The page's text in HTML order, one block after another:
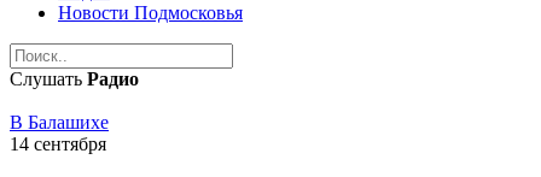
Новости Подмосковья
Слушать Радио
В Балашихе
14 сентября